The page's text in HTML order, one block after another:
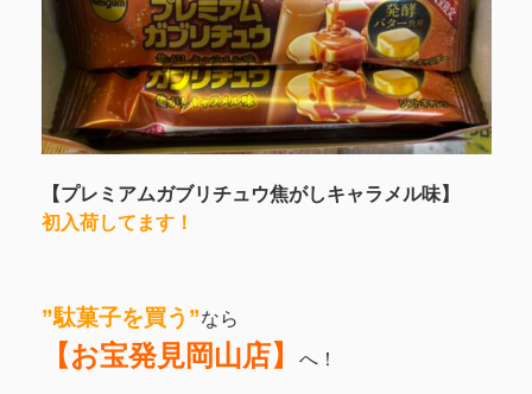
【プレミアムガブリチュウ焦がしキャラメル味】
初入荷してます！
”駄菓子を買う”なら
【お宝発見岡山店】 へ！